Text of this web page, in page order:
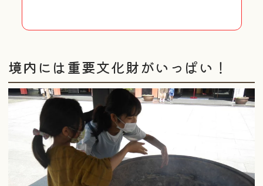
境内には重要文化財がいっぱい！